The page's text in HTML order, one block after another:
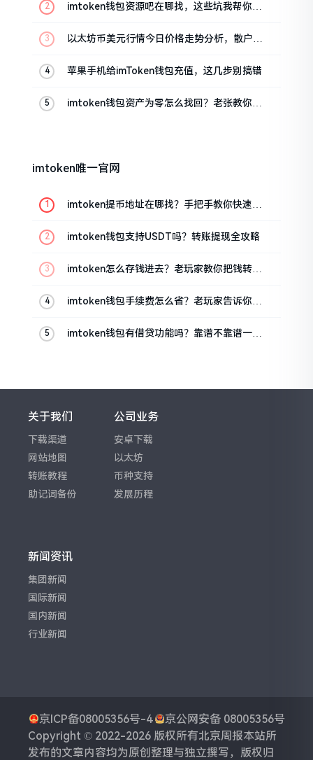
imtoken钱包资源吧在哪找，这些坑我帮你趟
以太坊币美元行情今日价格走势分析，散户如
苹果手机给imToken钱包充值，这几步别搞错
imtoken钱包资产为零怎么找回？老张教你几
imtoken唯一官网
imtoken提币地址在哪找？手把手教你快速查
imtoken钱包支持USDT吗？转账提现全攻略
imtoken怎么存钱进去？老玩家教你把钱转进
imtoken钱包手续费怎么省？老玩家告诉你几
imtoken钱包有借贷功能吗？靠谱不靠谱一文
关于我们
下载渠道
网站地图
转账教程
助记词备份
公司业务
安卓下载
以太坊
币种支持
发展历程
新闻资讯
集团新闻
国际新闻
国内新闻
行业新闻
京ICP备08005356号-4
京公网安备 08005356号
Copyright © 2022-2026 版权所有北京周报本站所
发布的文章内容均为原创整理与独立撰写，版权归